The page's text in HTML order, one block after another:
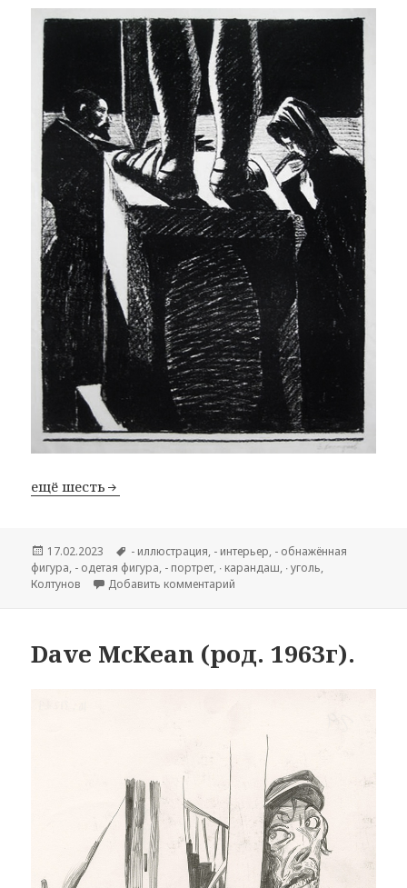
ещё шесть
Опубликовано
17.02.2023 Метки
- иллюстрация, - интерьер, - обнажённая
фигура, - одетая фигура, - портрет, ∙ карандаш, ∙ уголь,
Колтунов
Добавить комментарий
Dave McKean (род. 1963г).